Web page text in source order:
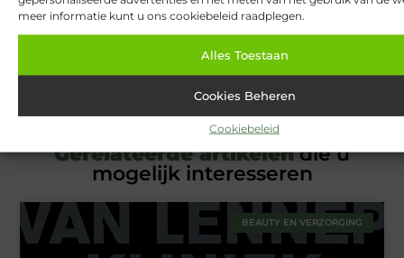
meer informatie kunt u ons cookiebeleid raadplegen.
Alles Toestaan
Cookies Beheren
Cookiebeleid
Over ons Ons team
Gerelateerde artikelendie u
mogelijk interesseren
BEAUTY EN VERZORGING